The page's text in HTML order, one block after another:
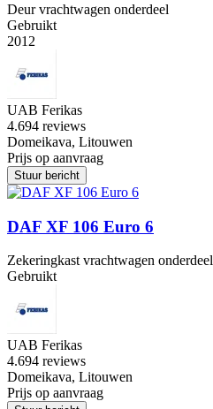
Deur vrachtwagen onderdeel
Gebruikt
2012
UAB Ferikas
4.694 reviews
Domeikava, Litouwen
Prijs op aanvraag
Stuur bericht
DAF XF 106 Euro 6
Zekeringkast vrachtwagen onderdeel
Gebruikt
UAB Ferikas
4.694 reviews
Domeikava, Litouwen
Prijs op aanvraag